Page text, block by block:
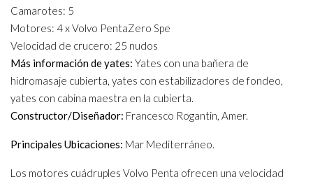
Camarotes: 5
Motores: 4 x Volvo PentaZero Spe
Velocidad de crucero: 25 nudos
Más información de yates: Yates con una bañera de
hidromasaje cubierta, yates con estabilizadores de fondeo,
yates con cabina maestra en la cubierta.
Constructor/Diseñador: Francesco Rogantin, Amer.
Principales Ubicaciones: Mar Mediterráneo.
Los motores cuádruples Volvo Penta ofrecen una velocidad